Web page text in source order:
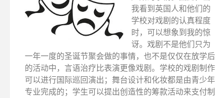
我看到英国人和他们的
学校对戏剧的认真程度
时，可以想象到我的惊
讶。戏剧不是他们只为
一年一度的圣诞节聚会做的事情，也不是仅仅在放学后
的活动中，言语治疗比表演更像戏剧。学校的戏剧制作
可以进行国际巡回演出；舞台设计和化妆都是由青少年
专业完成的；学生可以提出创造性的筹款活动来支付制